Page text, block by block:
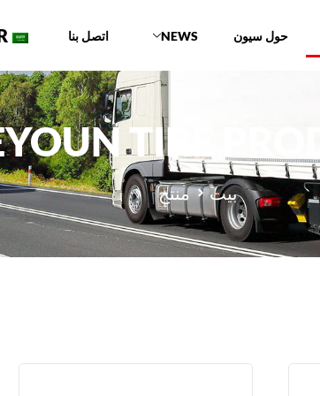
حول سيون NEWS اتصل بنا
TIRE
بيت منتج